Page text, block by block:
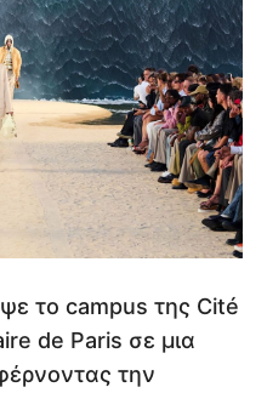
το campus της Cité
de Paris σε μια
την